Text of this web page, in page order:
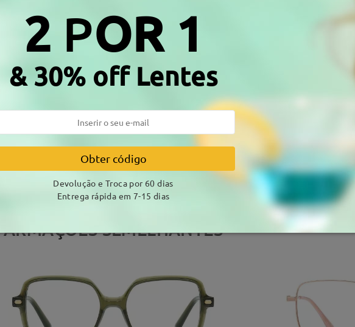
DELIVERY
Envio
tempo de envio
7-15 dias úteis
ARMAÇÕES SEMELHANTES
2 POR 1
& 30% off Lentes
Obter código
Devolução e Troca por 60 dias
Entrega rápida em 7-15 dias